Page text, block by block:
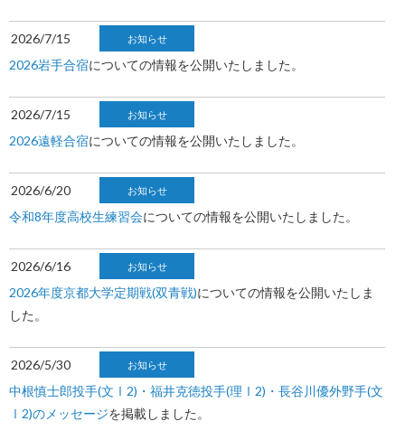
2026/7/15 お知らせ
2026岩手合宿についての情報を公開いたしました。
2026/7/15 お知らせ
2026遠軽合宿についての情報を公開いたしました。
2026/6/20 お知らせ
令和8年度高校生練習会についての情報を公開いたしました。
2026/6/16 お知らせ
2026年度京都大学定期戦(双青戦)についての情報を公開いたしま
した。
2026/5/30 お知らせ
中根慎士郎投手(文Ⅰ2)・福井克徳投手(理Ⅰ2)・長谷川優外野手(文
Ⅰ2)のメッセージを掲載しました。